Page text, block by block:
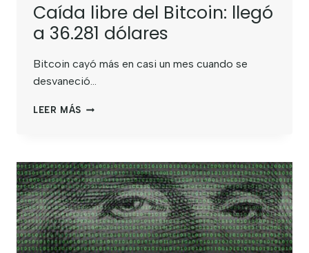
Caída libre del Bitcoin: llegó
a 36.281 dólares
Bitcoin cayó más en casi un mes cuando se
desvaneció…
LEER MÁS